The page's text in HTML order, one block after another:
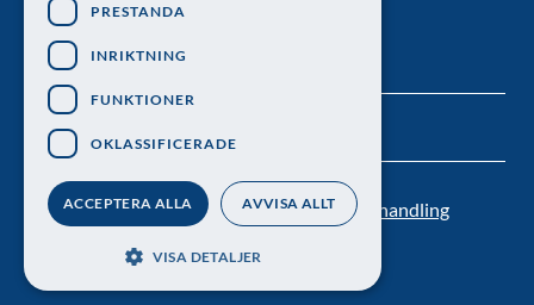
Kontakt Nyhetsbrev
Personuppgiftsbehandling
PRESTANDA
INRIKTNING
FUNKTIONER
OKLASSIFICERADE
ACCEPTERA ALLA AVVISA ALLT
VISA DETALJER